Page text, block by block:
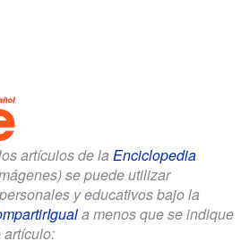
artículos de la Enciclopedia
se puede utilizar
y educativos bajo la
a menos que se indique
artículo: